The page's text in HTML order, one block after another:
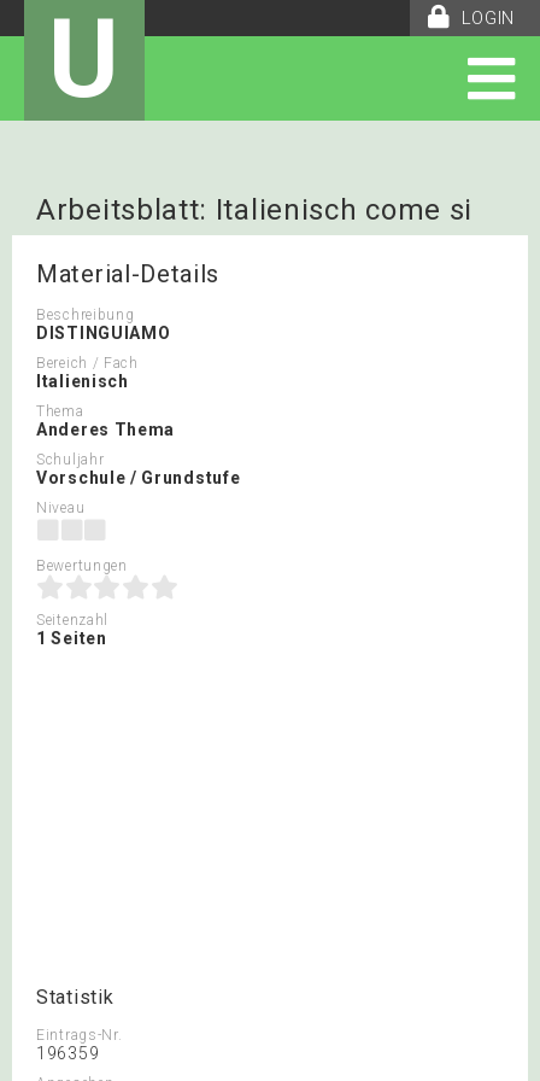
LOGIN
U
Arbeitsblatt: Italienisch come si
scrive 2
Material-Details
Beschreibung
DISTINGUIAMO
Bereich / Fach
Italienisch
Thema
Anderes Thema
Schuljahr
Vorschule / Grundstufe
Niveau
Bewertungen
Seitenzahl
1 Seiten
Statistik
Eintrags-Nr.
196359